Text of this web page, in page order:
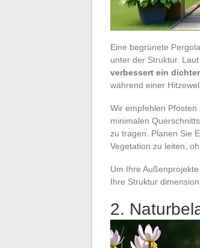
Eine begrünete
unter der Struktur.
verbessert ein
während einer
Wir empfehlen
minimalen
zu tragen. Planen Sie
Vegetation zu leiten,
Um Ihre
Ihre Struktur
2.